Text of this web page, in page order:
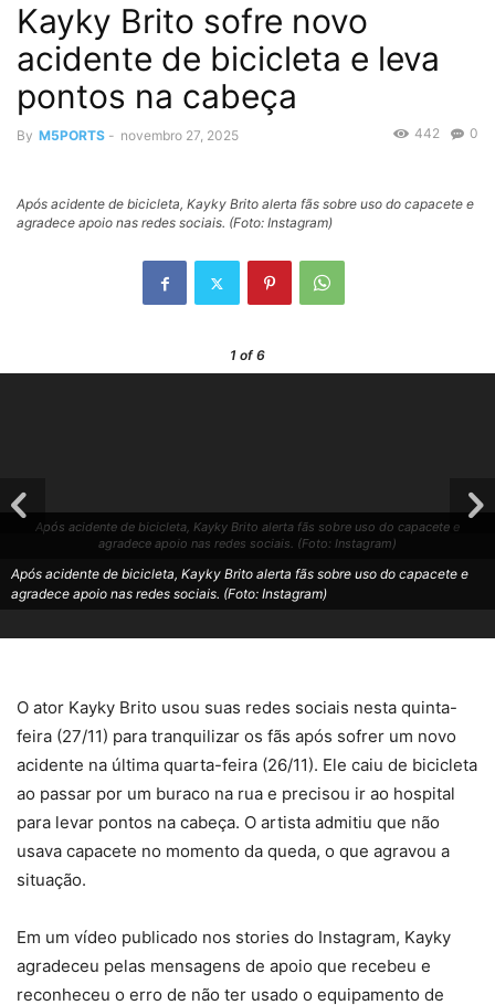
Kayky Brito sofre novo
acidente de bicicleta e leva
pontos na cabeça
By M5PORTS - novembro 27, 2025 0
442
Após acidente de bicicleta, Kayky Brito alerta fãs sobre uso do capacete e
agradece apoio nas redes sociais. (Foto: Instagram)
1 of 6
Após acidente de bicicleta, Kayky Brito alerta fãs sobre uso do capacete e
agradece apoio nas redes sociais. (Foto: Instagram)
Após acidente de bicicleta, Kayky Brito alerta fãs sobre uso do capacete e
agradece apoio nas redes sociais. (Foto: Instagram)
O ator Kayky Brito usou suas redes sociais nesta quinta-
feira (27/11) para tranquilizar os fãs após sofrer um novo
acidente na última quarta-feira (26/11). Ele caiu de bicicleta
ao passar por um buraco na rua e precisou ir ao hospital
para levar pontos na cabeça. O artista admitiu que não
usava capacete no momento da queda, o que agravou a
situação.
Em um vídeo publicado nos stories do Instagram, Kayky
agradeceu pelas mensagens de apoio que recebeu e
reconheceu o erro de não ter usado o equipamento de